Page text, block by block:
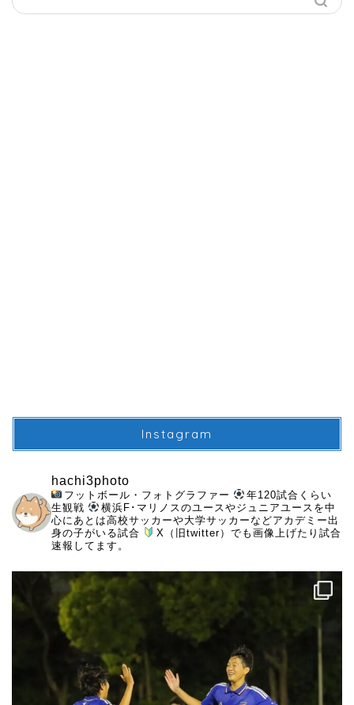
Instagram
hachi3photo
フットボール・フォトグラファー
年120試合くらい
生観戦
横浜F･マリノスのユースやジュニアユースを中
心にあとは高校サッカーや大学サッカーなどアカデミー出
身の子がいる試合
X（旧twitter）でも画像上げたり試合
速報してます。